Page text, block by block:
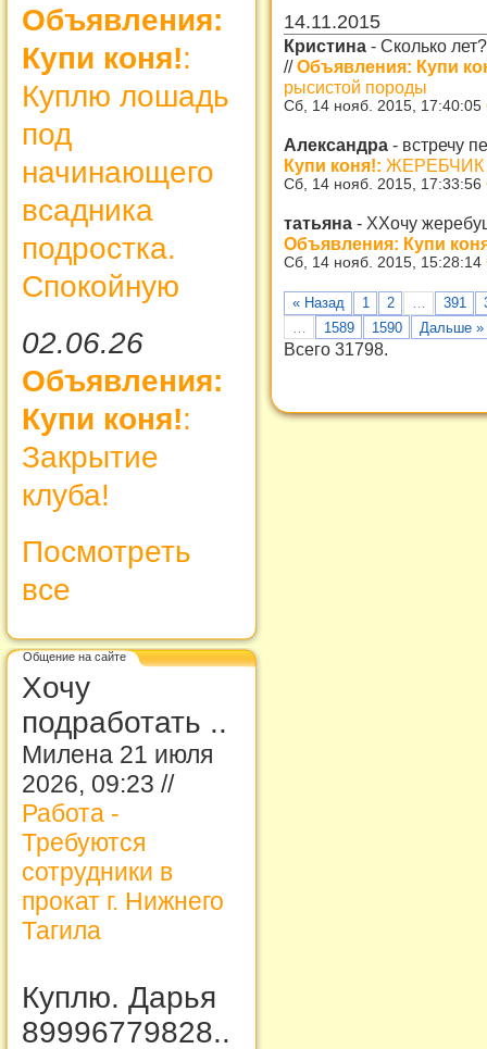
Объявления:
Купи коня!:
Куплю лошадь
под
начинающего
всадника
подростка.
Спокойную
02.06.26
Объявления:
Купи коня!:
Закрытие
клуба!
Посмотреть
все
Общение на сайте
Хочу
подработать ..
Милена 21 июля
2026, 09:23 //
Работа -
Требуются
сотрудники в
прокат г. Нижнего
Тагила
Куплю. Дарья
89996779828..
14.11.2015
Кристина - Сколько
//Объявления: Купи
рысистой породы
Сб, 14 нояб. 2015, 17:40:05
Александра - встречу
Купи коня!:
Сб, 14 нояб. 2015, 17:33:56
татьяна - ХХочу
Объявления: Купи
Сб, 14 нояб. 2015, 15:28:14
« Назад 1 2 … 391
1589 1590 Дальше »
Всего 31798.